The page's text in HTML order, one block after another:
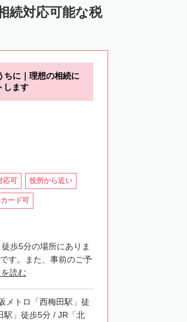
続対応可能な税
ちに｜理想の相続に
します
応可 役所から近い
ード可
歩5分の場所にありま
す。また、事前のご予
読む
メトロ「西梅田駅」徒
駅」徒歩5分 / JR「北